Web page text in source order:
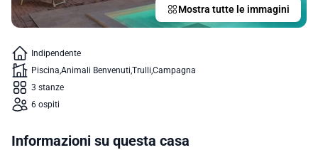
Mostra tutte le immagini
Indipendente
Piscina Animali Benvenuti Trulli Campagna
3 stanze
6 ospiti
Informazioni su questa casa